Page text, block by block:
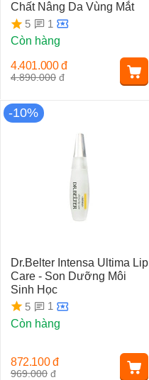
Chất Nâng Da Vùng Mắt
5
1
Còn hàng
4.890.000 đ
4.401.000 đ
-10%
Dr.Belter Intensa Ultima Lip
Care - Son Dưỡng Môi
Sinh Học
5
1
Còn hàng
969.000 đ
872.100 đ